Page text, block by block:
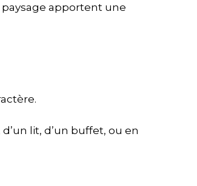
apportent une
lit, d’un buffet, ou en